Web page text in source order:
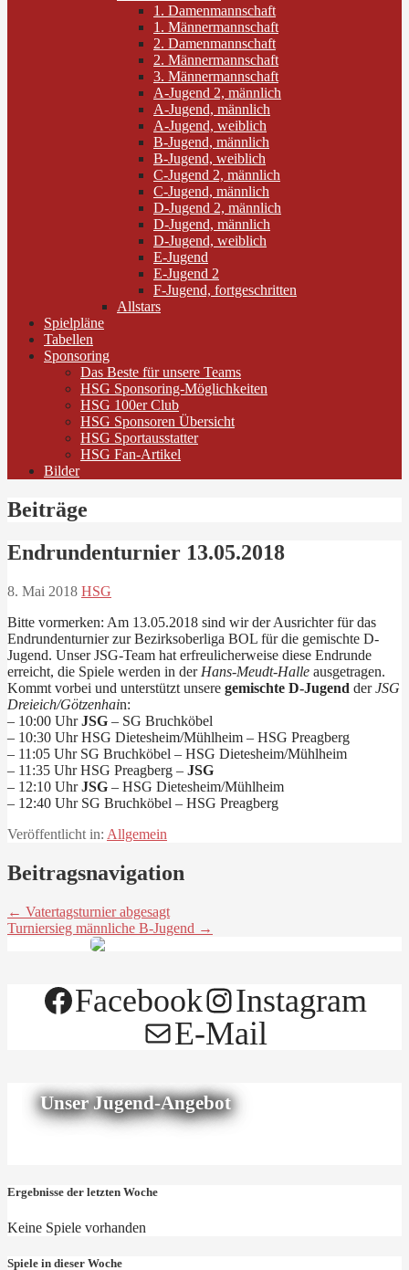
1. Damenmannschaft
1. Männermannschaft
2. Damenmannschaft
2. Männermannschaft
3. Männermannschaft
A-Jugend 2, männlich
A-Jugend, männlich
A-Jugend, weiblich
B-Jugend, männlich
B-Jugend, weiblich
C-Jugend 2, männlich
C-Jugend, männlich
D-Jugend 2, männlich
D-Jugend, männlich
D-Jugend, weiblich
E-Jugend
E-Jugend 2
F-Jugend, fortgeschritten
Allstars
Spielpläne
Tabellen
Sponsoring
Das Beste für unsere Teams
HSG Sponsoring-Möglichkeiten
HSG 100er Club
HSG Sponsoren Übersicht
HSG Sportausstatter
HSG Fan-Artikel
Bilder
Beiträge
Endrundenturnier 13.05.2018
8. Mai 2018 HSG
Bitte vormerken: Am 13.05.2018 sind wir der Ausrichter für das
Endrundenturnier zur Bezirksoberliga BOL für die gemischte D-
Jugend. Unser JSG-Team hat erfreulicherweise diese Endrunde
erreicht, die Spiele werden in der Hans-Meudt-Halle ausgetragen.
Kommt vorbei und unterstützt unsere gemischte D-Jugend derJSG
Dreieich/Götzenhain:
– 10:00 UhrJSG – SG Bruchköbel
– 10:30 Uhr HSG Dietesheim/Mühlheim – HSG Preagberg
– 11:05 Uhr SG Bruchköbel – HSG Dietesheim/Mühlheim
– 11:35 Uhr HSG Preagberg – JSG
– 12:10 UhrJSG – HSG Dietesheim/Mühlheim
– 12:40 Uhr SG Bruchköbel – HSG Preagberg
Veröffentlicht in: Allgemein
Beitragsnavigation
← Vatertagsturnier abgesagt
Turniersieg männliche B-Jugend →
Facebook
Instagram
E-Mail
Unser Jugend-Angebot
Ergebnisse der letzten Woche
Keine Spiele vorhanden
Spiele in dieser Woche